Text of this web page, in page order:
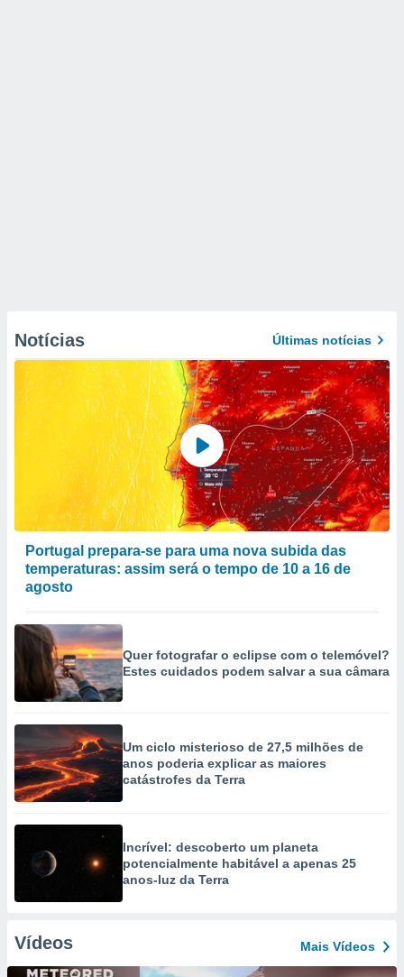
Notícias Últimas notícias
Portugal prepara-se para uma nova subida das
temperaturas: assim será o tempo de 10 a 16 de
agosto
Quer fotografar o eclipse com o telemóvel?
Estes cuidados podem salvar a sua câmara
Um ciclo misterioso de 27,5 milhões de
anos poderia explicar as maiores
catástrofes da Terra
Incrível: descoberto um planeta
potencialmente habitável a apenas 25
anos-luz da Terra
Vídeos Mais Vídeos